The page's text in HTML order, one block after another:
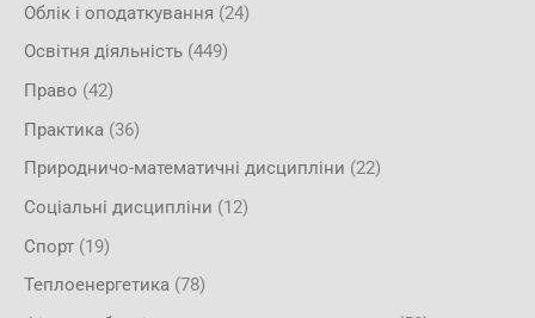
Облік і оподаткування (24)
Освітня діяльність (449)
Право (42)
Практика (36)
Природничо-математичні дисципліни (22)
Соціальні дисципліни (12)
Спорт (19)
Теплоенергетика (78)